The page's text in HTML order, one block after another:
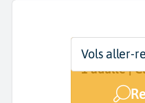
Départ
Toulouse
Dates
30 août -
Voyageurs |
1 adulte |
Vols aller-